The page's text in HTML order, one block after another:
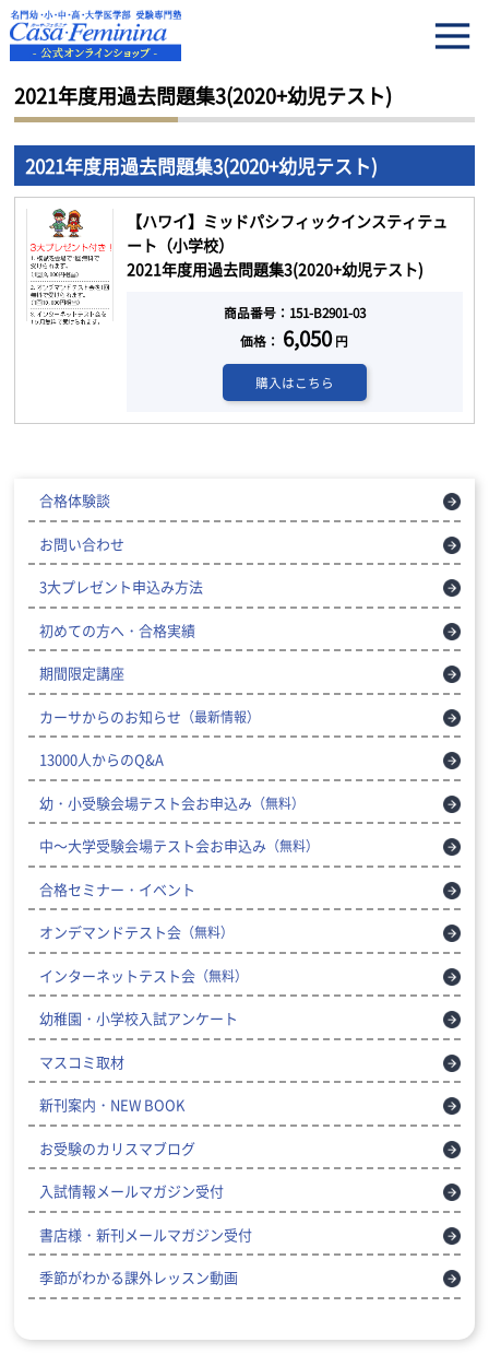
HOME 2021年度用過去問題集3(2020+幼児テスト)
2021年度用過去問題集3(2020+幼児テスト)
2021年度用過去問題集3(2020+幼児テスト)
【ハワイ】ミッドパシフィックインスティテュ
ート（小学校）
2021年度用過去問題集3(2020+幼児テスト)
商品番号：151-B2901-03
価格： 6,050円
購入はこちら
合格体験談
お問い合わせ
3大プレゼント申込み方法
初めての方へ・合格実績
期間限定講座
カーサからのお知らせ （最新情報）
13000人からのQ&A
幼・小受験会場テスト会お申込み （無料）
中～大学受験会場テスト会お申込み （無料）
合格セミナー・イベント
オンデマンドテスト会 （無料）
インターネットテスト会 （無料）
幼稚園・小学校入試アンケート
マスコミ取材
新刊案内・NEW BOOK
お受験のカリスマブログ
入試情報メールマガジン受付
書店様・新刊メールマガジン受付
季節がわかる課外レッスン動画